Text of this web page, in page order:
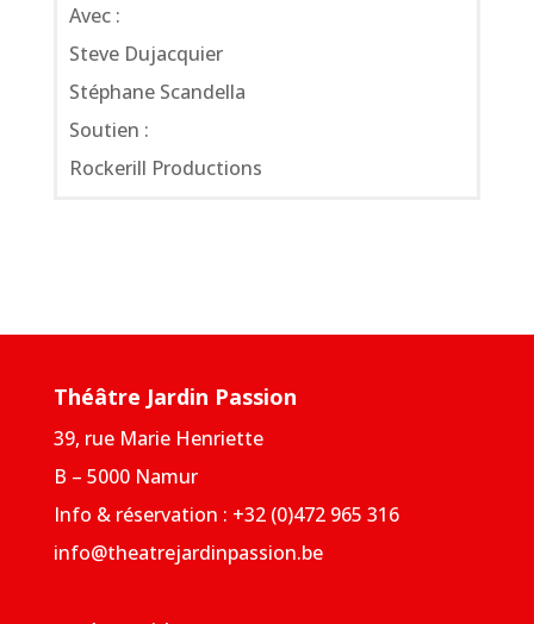
Avec :
Steve Dujacquier
Stéphane Scandella
Soutien :
Rockerill Productions
Théâtre Jardin Passion
39, rue Marie Henriette
B – 5000 Namur
Info & réservation : +32 (0)472 965 316
info@theatrejardinpassion.be